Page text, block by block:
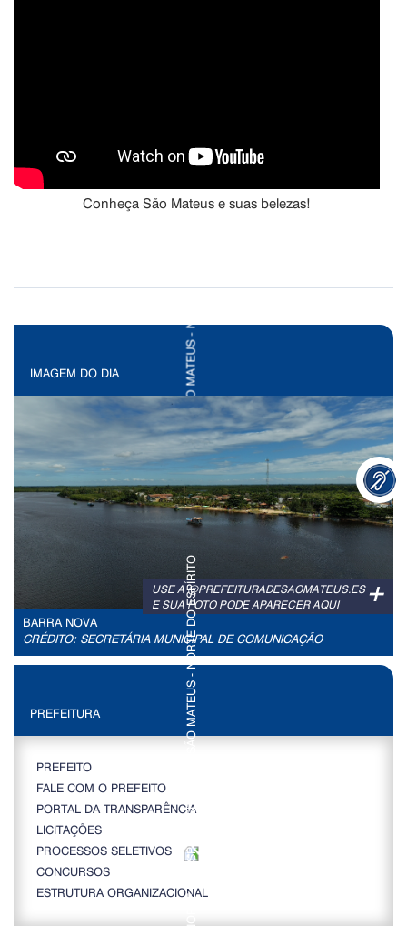
Conheça São Mateus e suas belezas!
IMAGEM DO DIA
+
USE A @PREFEITURADESAOMATEUS.ES
E SUA FOTO PODE APARECER AQUI
BARRA NOVA
CRÉDITO: SECRETÁRIA MUNICIPAL DE COMUNICAÇÃO
PREFEITURA
PREFEITO
FALE COM O PREFEITO
PORTAL DA TRANSPARÊNCIA
LICITAÇÕES
PROCESSOS SELETIVOS
CONCURSOS
ESTRUTURA ORGANIZACIONAL